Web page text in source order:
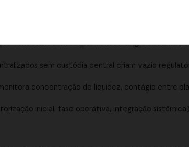
conectam com Pix para onboarding e saída fiat,
sem custódia central criam vazio
concentração de liquidez, contágio entre
inicial, fase operativa, integração